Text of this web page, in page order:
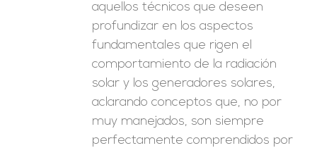
aquellos técnicos que deseen
profundizar en los aspectos
fundamentales que rigen el
comportamiento de la radiación
solar y los generadores solares,
aclarando conceptos que, no por
muy manejados, son siempre
perfectamente comprendidos por